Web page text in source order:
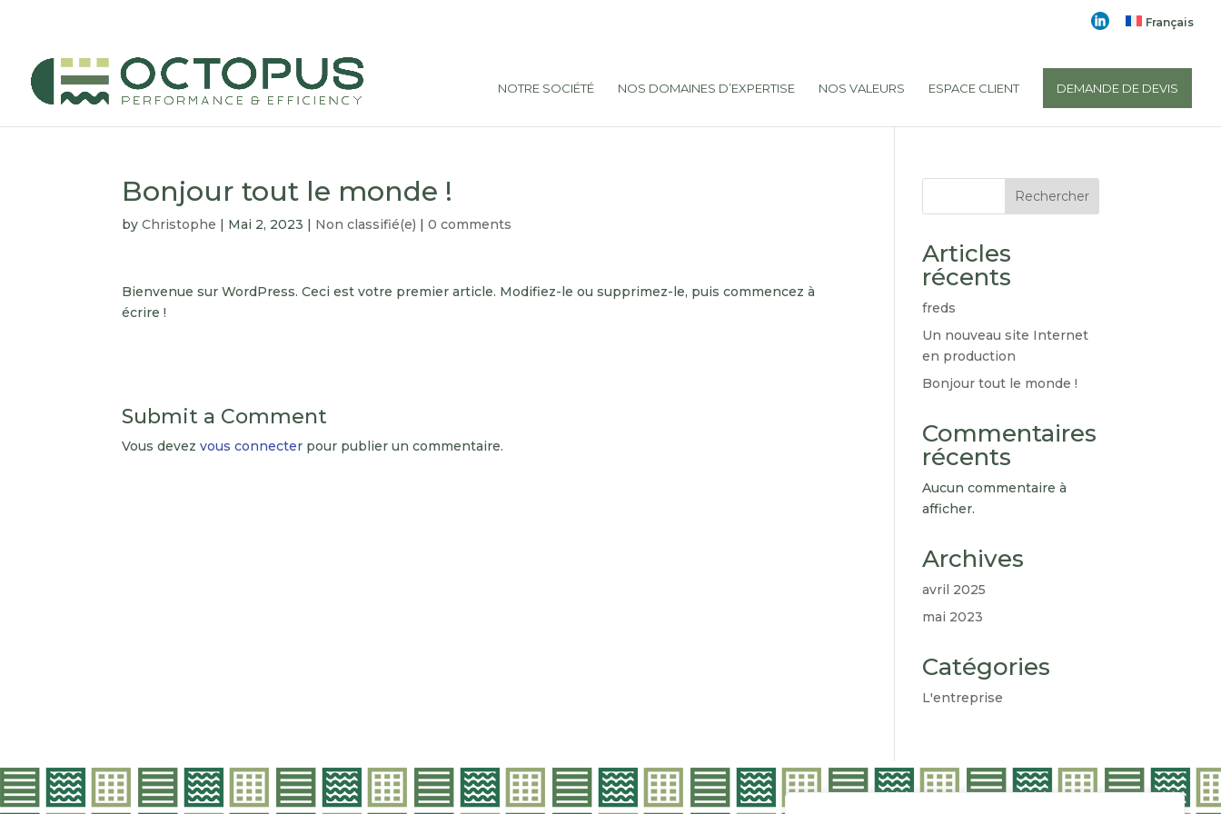
Français
NOTRE SOCIÉTÉ NOS DOMAINES D’EXPERTISE NOS VALEURS ESPACE CLIENT DEMANDE DE DEVIS
Bonjour tout le monde !
byChristophe | Mai 2, 2023 | Non classifié(e) |0 comments
Bienvenue sur WordPress. Ceci est votre premier article. Modifiez-le ou supprimez-le, puis commencez à
écrire !
Submit a Comment
Vous devezvous connecter pour publier un commentaire.
Rechercher
Articles
récents
freds
Un nouveau site Internet
en production
Bonjour tout le monde !
Commentaires
récents
Aucun commentaire à
afficher.
Archives
avril 2025
mai 2023
Catégories
L'entreprise